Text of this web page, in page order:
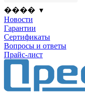
���� ▾
Новости
Гарантии
Сертификаты
Вопросы и ответы
Прайс-лист